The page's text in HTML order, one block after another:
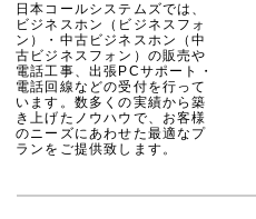
日本コールシステムズでは、
ビジネスホン（ビジネスフォ
ン）・中古ビジネスホン（中
古ビジネスフォン）の販売や
電話工事、出張PCサポート・
電話回線などの受付を行って
います。数多くの実績から築
き上げたノウハウで、お客様
のニーズにあわせた最適なプ
ランをご提供致します。